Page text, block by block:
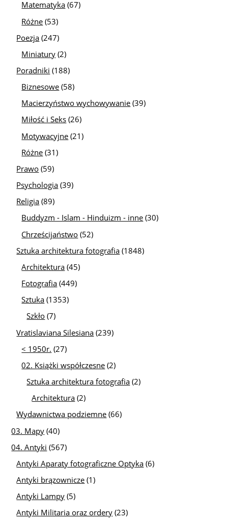
Matematyka (67)
Różne (53)
Poezja (247)
Miniatury (2)
Poradniki (188)
Biznesowe (58)
Macierzyństwo wychowywanie (39)
Miłość i Seks (26)
Motywacyjne (21)
Różne (31)
Prawo (59)
Psychologia (39)
Religia (89)
Buddyzm - Islam - Hinduizm - inne (30)
Chrześcijaństwo (52)
Sztuka architektura fotografia (1848)
Architektura (45)
Fotografia (449)
Sztuka (1353)
Szkło (7)
Vratislaviana Silesiana (239)
< 1950r. (27)
02. Książki współczesne (2)
Sztuka architektura fotografia (2)
Architektura (2)
Wydawnictwa podziemne (66)
03. Mapy (40)
04. Antyki (567)
Antyki Aparaty fotograficzne Optyka (6)
Antyki brązownicze (1)
Antyki Lampy (5)
Antyki Militaria oraz ordery (23)